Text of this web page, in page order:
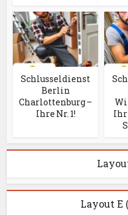
Schlusseldienst
Berlin
Charlottenburg –
Ihre Nr. 1!
Ihr
Layout E